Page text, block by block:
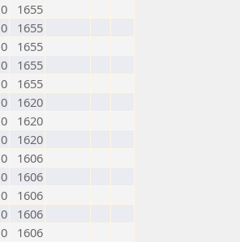
0
1655
0
1655
0
1655
0
1655
0
1655
0
1620
0
1620
0
1620
0
1606
0
1606
0
1606
0
1606
0
1606